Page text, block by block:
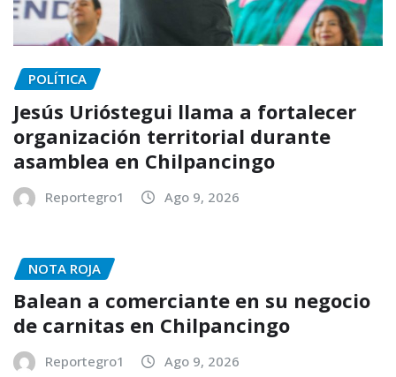
POLÍTICA
Jesús Urióstegui llama a fortalecer
organización territorial durante
asamblea en Chilpancingo
Reportegro1 Ago 9, 2026
NOTA ROJA
Balean a comerciante en su negocio
de carnitas en Chilpancingo
Reportegro1 Ago 9, 2026